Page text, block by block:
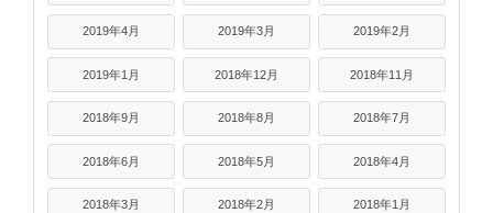
2019年4月 2019年3月 2019年2月
2019年1月 2018年12月 2018年11月
2018年9月 2018年8月 2018年7月
2018年6月 2018年5月 2018年4月
2018年3月 2018年2月 2018年1月